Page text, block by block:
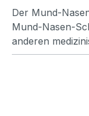
Der Mund-
Mund-Nasen-
anderen